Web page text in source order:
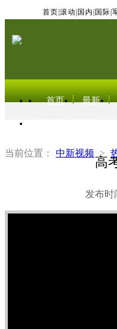
首页 滚动 国内 国际
首页 最新
当前位置： 中新视频 >
高
发布时